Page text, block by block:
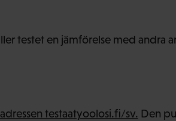
testet en jämförelse med andra
testaatyoolosi.fi/sv. Den